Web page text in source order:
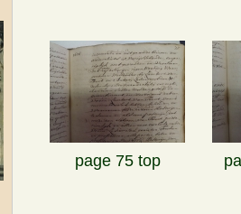
page 75 top